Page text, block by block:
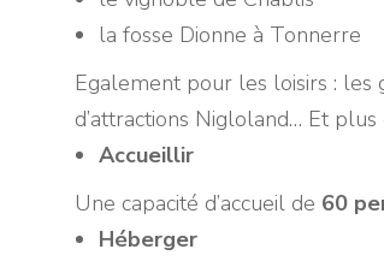
la fosse Dionne à Tonnerre
Egalement pour les loisirs : les
d’attractions Nigloland… Et
Accueillir
Une capacité d’accueil de 60
Héberger